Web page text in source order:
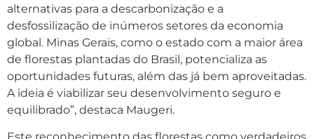
alternativas para a descarbonização e a
desfossilização de inúmeros setores da economia
global. Minas Gerais, como o estado com a maior área
de florestas plantadas do Brasil, potencializa as
oportunidades futuras, além das já bem aproveitadas.
A ideia é viabilizar seu desenvolvimento seguro e
equilibrado”, destaca Maugeri.